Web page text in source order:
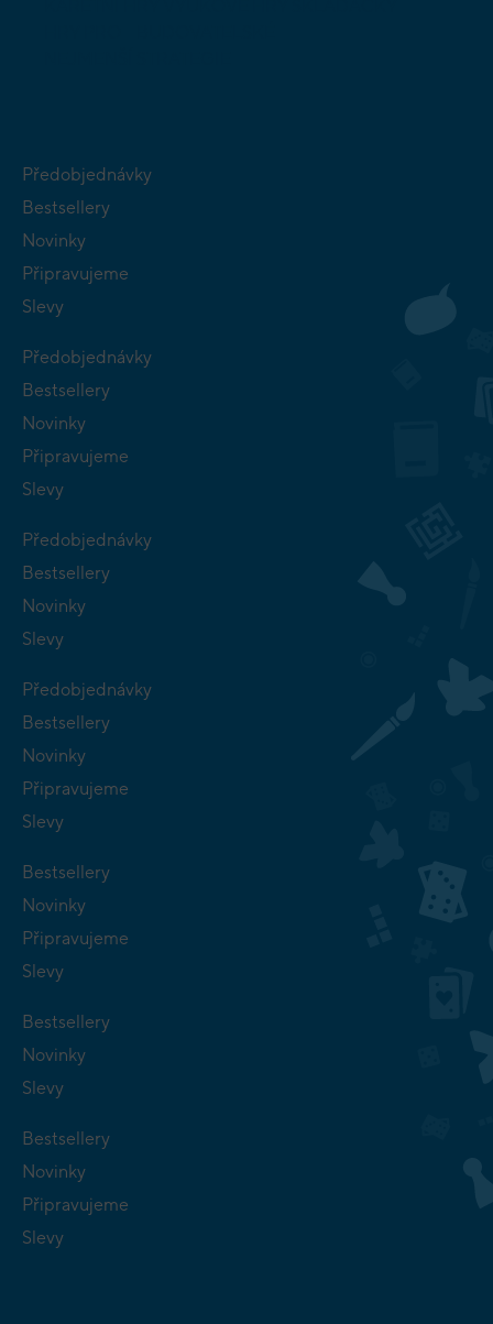
Předobjednávky
Bestsellery
Novinky
Připravujeme
Slevy
Předobjednávky
Bestsellery
Novinky
Připravujeme
Slevy
Předobjednávky
Bestsellery
Novinky
Slevy
Předobjednávky
Bestsellery
Novinky
Připravujeme
Slevy
Bestsellery
Novinky
Připravujeme
Slevy
Bestsellery
Novinky
Slevy
Bestsellery
Novinky
Připravujeme
Slevy